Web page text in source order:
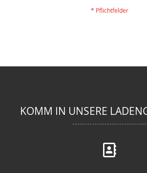
KOMM IN UNSERE